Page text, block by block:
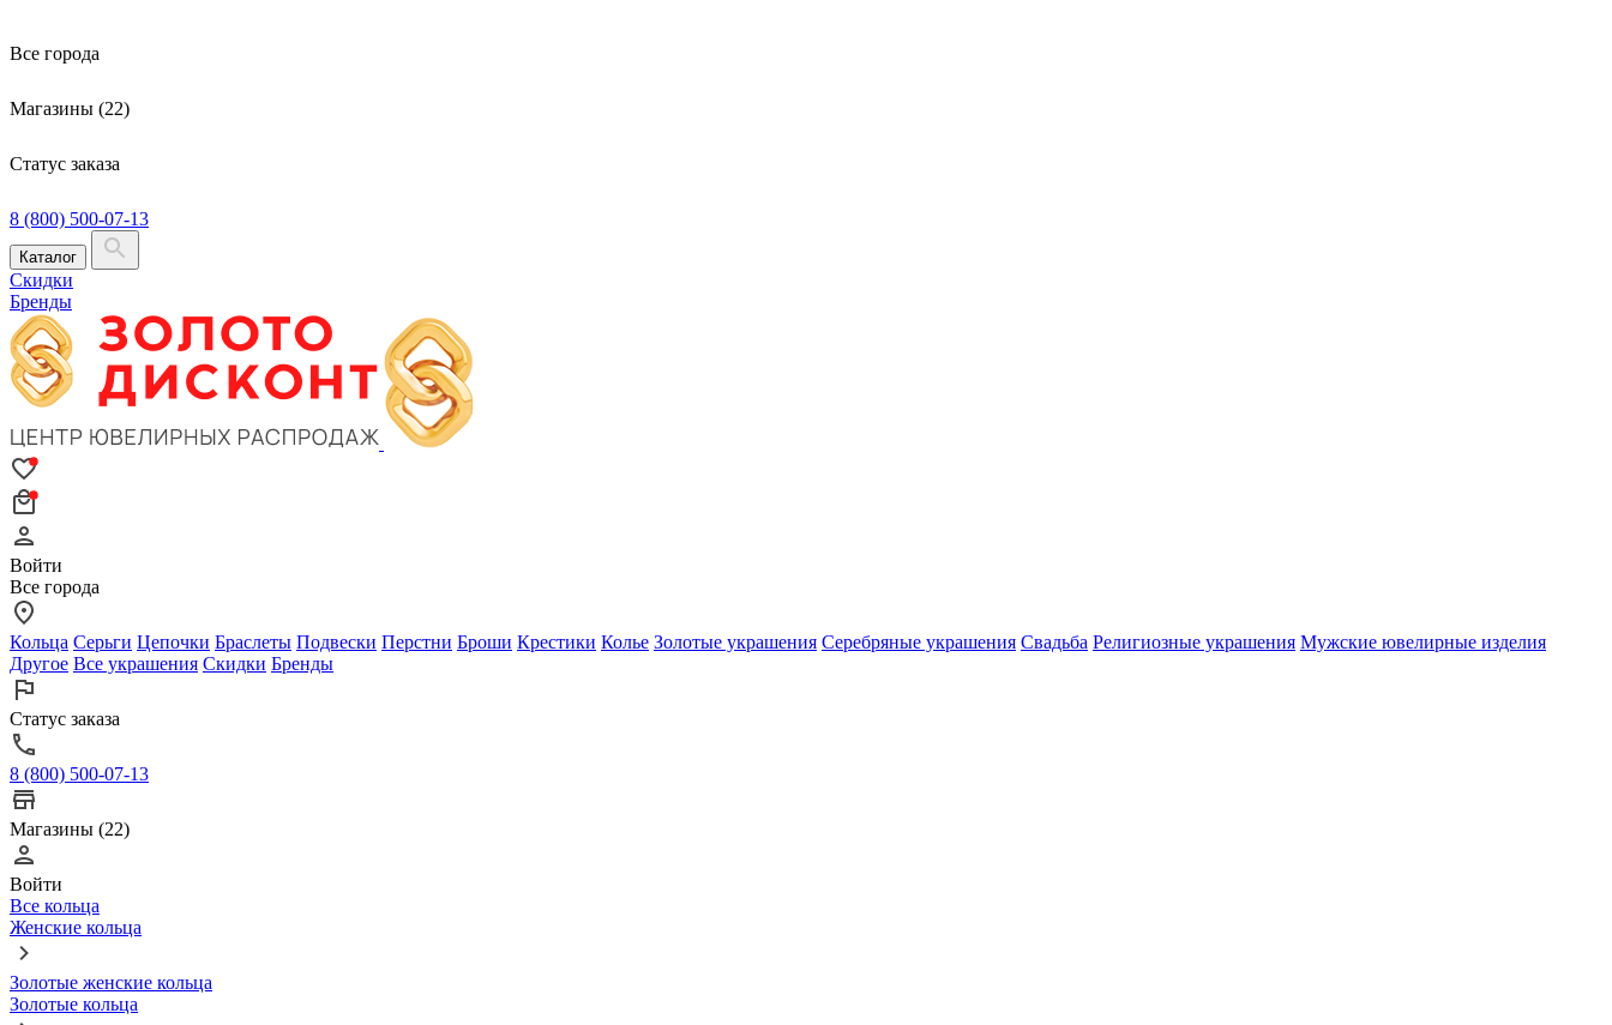
Все города
Магазины (22)
Статус заказа
8 (800) 500-07-13
Каталог
Скидки
Бренды
Войти
Все города
Кольца Серьги Цепочки Браслеты Подвески Перстни Броши Крестики Колье Золотые украшения Серебряные украшения Свадьба Религиозные украшения Мужские ювелирные изделия
Другое Все украшения Скидки Бренды
Статус заказа
8 (800) 500-07-13
Магазины (22)
Войти
Все кольца
Женские кольца
Золотые женские кольца
Золотые кольца